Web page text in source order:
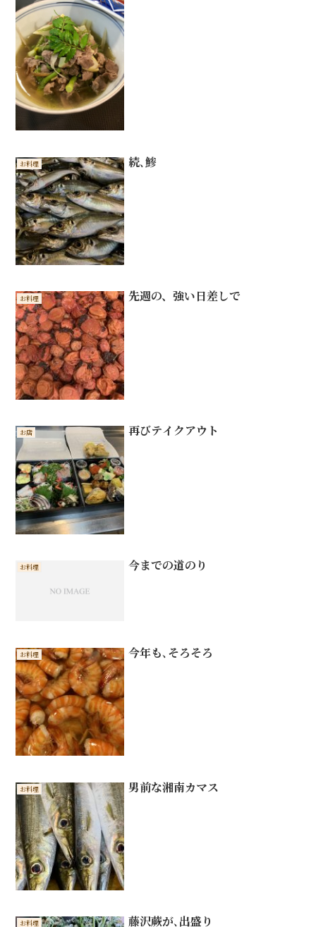
お料理 続､鯵
お料理 先週の、強い日差しで
お店 再びテイクアウト
お料理 今までの道のり
お料理 今年も､そろそろ
お料理 男前な湘南カマス
お料理 藤沢蕨が､出盛り